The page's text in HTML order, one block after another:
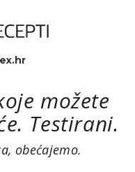
možete
Testirani.
obećajemo.